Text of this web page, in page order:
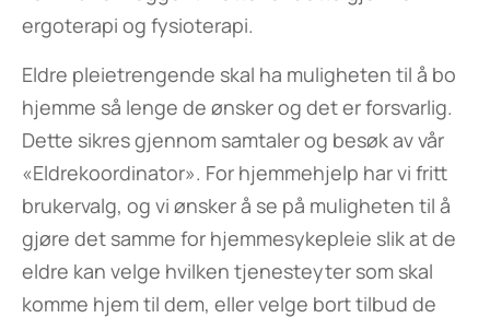
ergoterapi og fysioterapi.
Eldre pleietrengende skal ha muligheten til å bo
hjemme så lenge de ønsker og det er forsvarlig.
Dette sikres gjennom samtaler og besøk av vår
«Eldrekoordinator». For hjemmehjelp har vi fritt
brukervalg, og vi ønsker å se på muligheten til å
gjøre det samme for hjemmesykepleie slik at de
eldre kan velge hvilken tjenesteyter som skal
komme hjem til dem, eller velge bort tilbud de